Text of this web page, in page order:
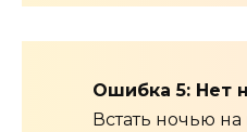
Ошибка 5: Нет
Встать ночью